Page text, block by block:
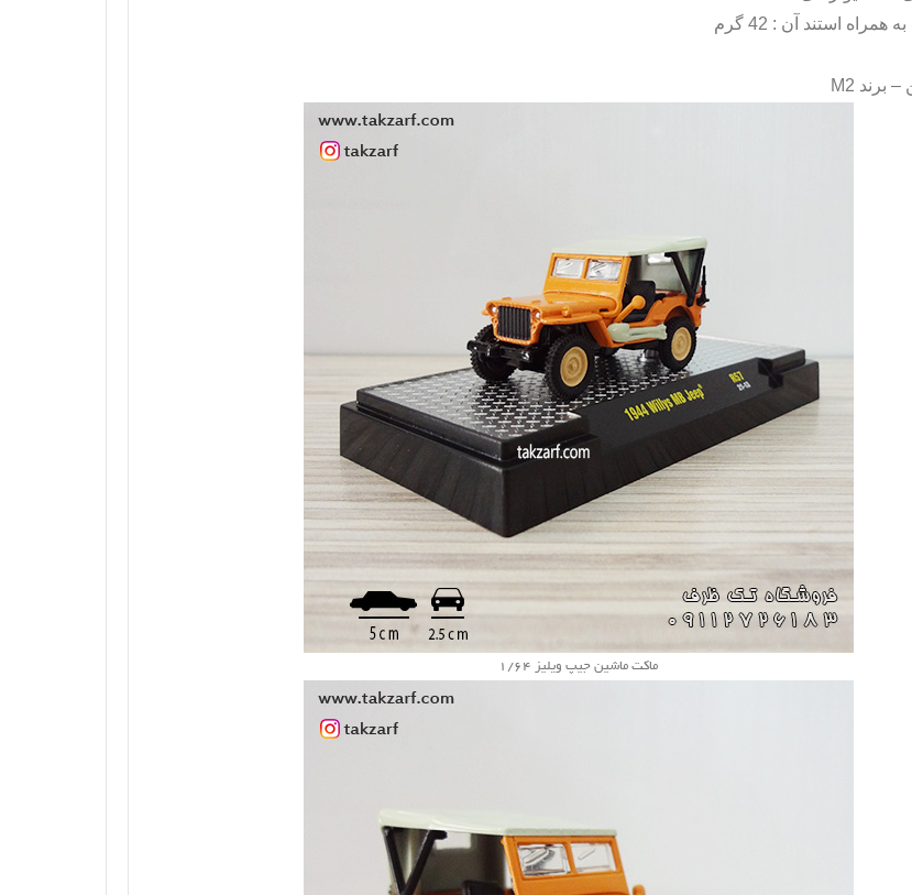
استند آن : 42 گرم
برند M2
ماکت ماشین جیپ ویلیز 1/64